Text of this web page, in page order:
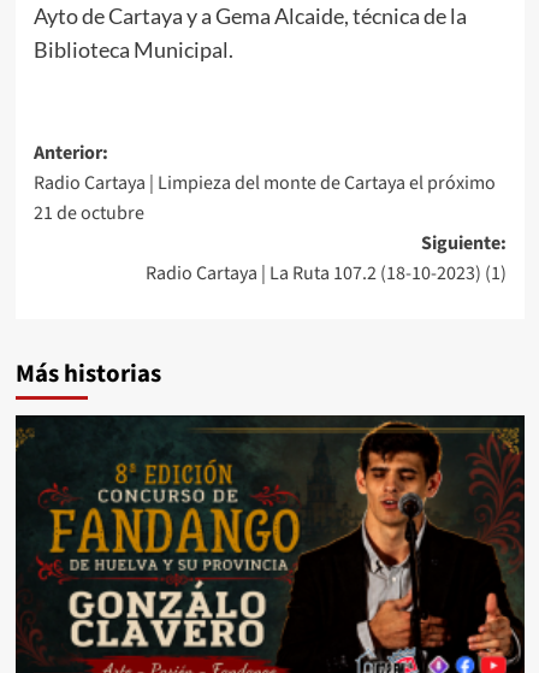
Ayto de Cartaya y a Gema Alcaide, técnica de la
Biblioteca Municipal.
Anterior:
Radio Cartaya | Limpieza del monte de Cartaya el próximo
21 de octubre
Siguiente:
Radio Cartaya | La Ruta 107.2 (18-10-2023) (1)
Más historias